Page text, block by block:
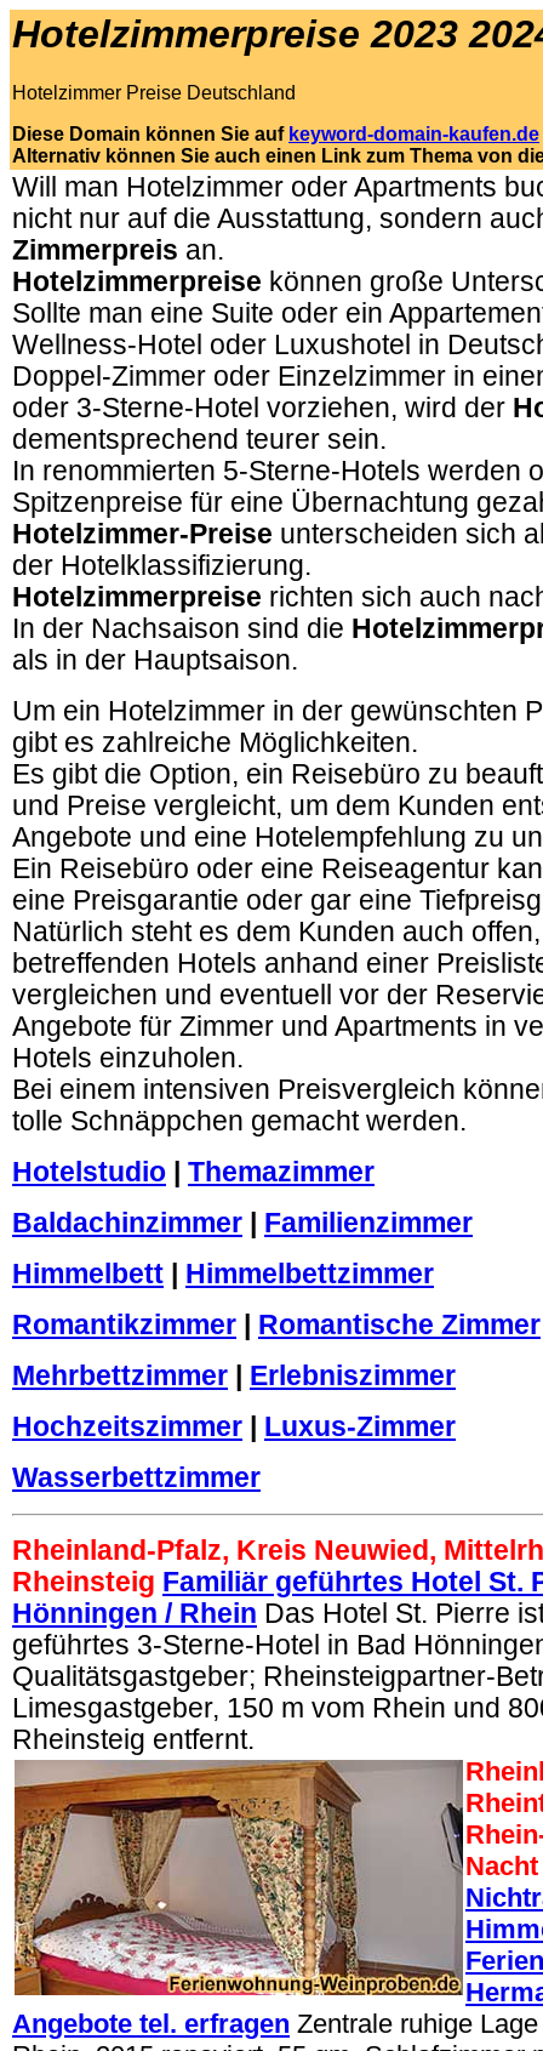
Hotelzimmerpreise 2023
Hotelzimmer Preise Deutschland
Diese Domain können Sie auf keyword-domain-kaufen.de
Alternativ können Sie auch einen Link zum Thema von
Will man Hotelzimmer oder Apartments
nicht nur auf die Ausstattung, sondern
Zimmerpreis an.
Hotelzimmerpreise können große
Sollte man eine Suite oder ein
Wellness-Hotel oder Luxushotel in
Doppel-Zimmer oder Einzelzimmer in
oder 3-Sterne-Hotel vorziehen, wird der
dementsprechend teurer sein.
In renommierten 5-Sterne-Hotels werden
Spitzenpreise für eine Übernachtung
Hotelzimmer-Preise unterscheiden sich
der Hotelklassifizierung.
Hotelzimmerpreise richten sich auch
In der Nachsaison sind die
als in der Hauptsaison.
Um ein Hotelzimmer in der gewünschten
gibt es zahlreiche Möglichkeiten.
Es gibt die Option, ein Reisebüro zu
und Preise vergleicht, um dem Kunden
Angebote und eine Hotelempfehlung zu
Ein Reisebüro oder eine Reiseagentur
eine Preisgarantie oder gar eine
Natürlich steht es dem Kunden auch
betreffenden Hotels anhand einer
vergleichen und eventuell vor der
Angebote für Zimmer und Apartments in
Hotels einzuholen.
Bei einem intensiven Preisvergleich
tolle Schnäppchen gemacht werden.
Hotelstudio
Themazimmer
Baldachinzimmer
Familienzimmer
Himmelbett
Himmelbettzimmer
Romantikzimmer
Romantische Zimmer
Mehrbettzimmer
Erlebniszimmer
Hochzeitszimmer
Luxus-Zimmer
Wasserbettzimmer
Rheinland-Pfalz, Kreis Neuwied,
Rheinsteig Familiär geführtes Hotel St.
Hönningen / Rhein Das Hotel St. Pierre
geführtes 3-Sterne-Hotel in Bad
Qualitätsgastgeber; Rheinsteigpartner-
Limesgastgeber, 150 m vom Rhein und
Rheinsteig entfernt.
Angebote tel. erfragen Zentrale ruhige